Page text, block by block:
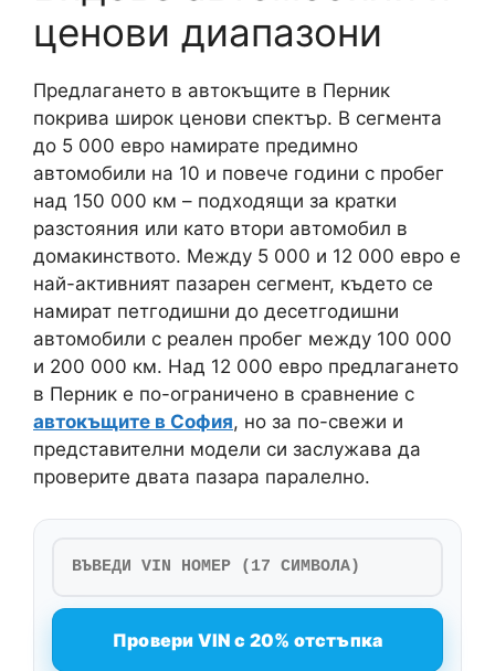
ценови диапазони
Предлагането в автокъщите в Перник
покрива широк ценови спектър. В сегмента
до 5 000 евро намирате предимно
автомобили на 10 и повече години с пробег
над 150 000 км – подходящи за кратки
разстояния или като втори автомобил в
домакинството. Между 5 000 и 12 000 евро е
най-активният пазарен сегмент, където се
намират петгодишни до десетгодишни
автомобили с реален пробег между 100 000
и 200 000 км. Над 12 000 евро предлагането
в Перник е по-ограничено в сравнение с
автокъщите в София, но за по-свежи и
представителни модели си заслужава да
проверите двата пазара паралелно.
Провери VIN с 20% отстъпка